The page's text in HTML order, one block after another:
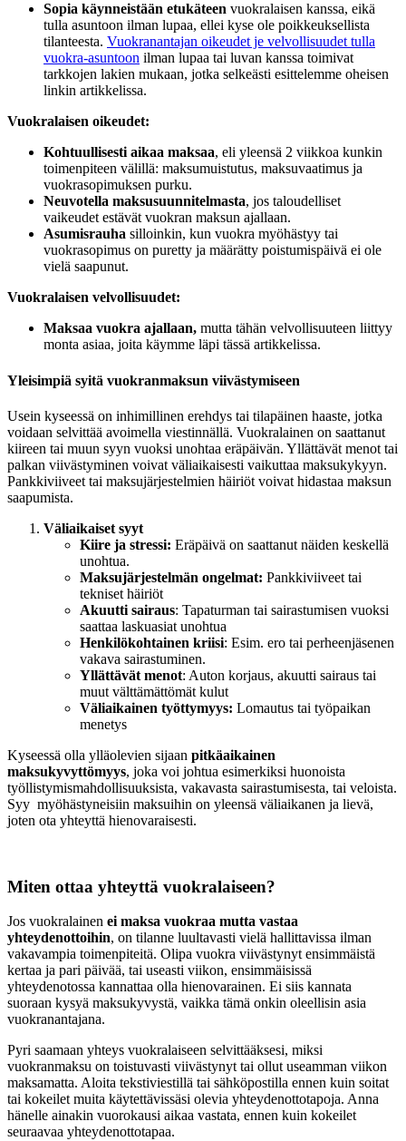
Sopia käynneistään etukäteen vuokralaisen kanssa, eikä
tulla asuntoon ilman lupaa, ellei kyse ole poikkeuksellista
tilanteesta. Vuokranantajan oikeudet je velvollisuudet tulla
vuokra-asuntoon ilman lupaa tai luvan kanssa toimivat
tarkkojen lakien mukaan, jotka selkeästi esittelemme oheisen
linkin artikkelissa.
Vuokralaisen oikeudet:
Kohtuullisesti aikaa maksaa, eli yleensä 2 viikkoa kunkin
toimenpiteen välillä: maksumuistutus, maksuvaatimus ja
vuokrasopimuksen purku.
Neuvotella maksusuunnitelmasta, jos taloudelliset
vaikeudet estävät vuokran maksun ajallaan.
Asumisrauha silloinkin, kun vuokra myöhästyy tai
vuokrasopimus on puretty ja määrätty poistumispäivä ei ole
vielä saapunut.
Vuokralaisen velvollisuudet:
Maksaa vuokra ajallaan, mutta tähän velvollisuuteen liittyy
monta asiaa, joita käymme läpi tässä artikkelissa.
Yleisimpiä syitä vuokranmaksun viivästymiseen
Usein kyseessä on inhimillinen erehdys tai tilapäinen haaste, jotka
voidaan selvittää avoimella viestinnällä. Vuokralainen on saattanut
kiireen tai muun syyn vuoksi unohtaa eräpäivän. Yllättävät menot tai
palkan viivästyminen voivat väliaikaisesti vaikuttaa maksukykyyn.
Pankkiviiveet tai maksujärjestelmien häiriöt voivat hidastaa maksun
saapumista.
Väliaikaiset syyt
Kiire ja stressi: Eräpäivä on saattanut näiden keskellä
unohtua.
Maksujärjestelmän ongelmat: Pankkiviiveet tai
tekniset häiriöt
Akuutti sairaus: Tapaturman tai sairastumisen vuoksi
saattaa laskuasiat unohtua
Henkilökohtainen kriisi: Esim. ero tai perheenjäsenen
vakava sairastuminen.
Yllättävät menot: Auton korjaus, akuutti sairaus tai
muut välttämättömät kulut
Väliaikainen työttymyys: Lomautus tai työpaikan
menetys
Kyseessä olla ylläolevien sijaan pitkäaikainen
maksukyvyttömyys, joka voi johtua esimerkiksi huonoista
työllistymismahdollisuuksista, vakavasta sairastumisesta, tai veloista.
Syy myöhästyneisiin maksuihin on yleensä väliaikanen ja lievä,
joten ota yhteyttä hienovaraisesti.
Miten ottaa yhteyttä vuokralaiseen?
Jos vuokralainen ei maksa vuokraa mutta vastaa
yhteydenottoihin, on tilanne luultavasti vielä hallittavissa ilman
vakavampia toimenpiteitä. Olipa vuokra viivästynyt ensimmäistä
kertaa ja pari päivää, tai useasti viikon, ensimmäisissä
yhteydenotossa kannattaa olla hienovarainen. Ei siis kannata
suoraan kysyä maksukyvystä, vaikka tämä onkin oleellisin asia
vuokranantajana.
Pyri saamaan yhteys vuokralaiseen selvittääksesi, miksi
vuokranmaksu on toistuvasti viivästynyt tai ollut useamman viikon
maksamatta. Aloita tekstiviestillä tai sähköpostilla ennen kuin soitat
tai kokeilet muita käytettävissäsi olevia yhteydenottotapoja. Anna
hänelle ainakin vuorokausi aikaa vastata, ennen kuin kokeilet
seuraavaa yhteydenottotapaa.